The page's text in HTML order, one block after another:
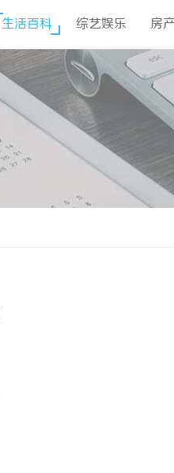
生活百科 综艺娱乐 房